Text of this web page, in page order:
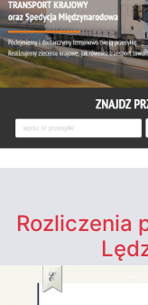
Rozliczenia